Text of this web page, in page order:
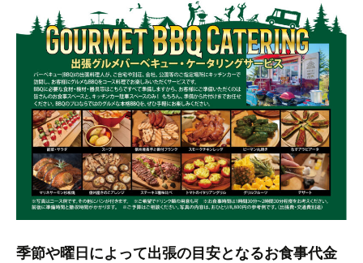
季節や曜日によって出張の目安となるお食事代金